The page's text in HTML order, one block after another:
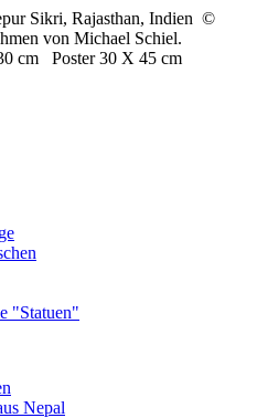
Sikri, Rajasthan, Indien ©
von Michael Schiel.
cm Poster 30 X 45 cm
"Statuen"
Nepal